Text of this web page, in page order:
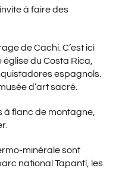
à faire des
de Cachí. C’est ici
du Costa Rica,
espagnols.
d’art sacré.
à flanc de montagne,
minérale sont
national Tapantí, les